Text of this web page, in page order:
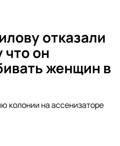
отказали
он
женщин в
колонии на ассенизаторе